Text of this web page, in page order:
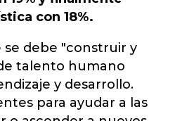
con 18%.
se debe "construir y
talento humano
y desarrollo.
para ayudar a las